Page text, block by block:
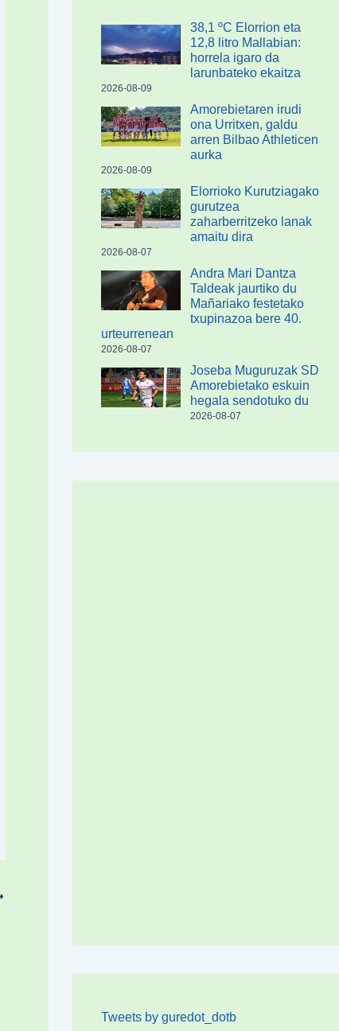
38,1 ºC Elorrion eta
12,8 litro Mallabian:
horrela igaro da
larunbateko ekaitza
2026-08-09
Amorebietaren irudi
ona Urritxen, galdu
arren Bilbao Athleticen
aurka
2026-08-09
Elorrioko Kurutziagako
gurutzea
zaharberritzeko lanak
amaitu dira
2026-08-07
Andra Mari Dantza
Taldeak jaurtiko du
Mañariako festetako
txupinazoa bere 40.
urteurrenean
2026-08-07
Joseba Muguruzak SD
Amorebietako eskuin
hegala sendotuko du
2026-08-07
Tweets by guredot_dotb